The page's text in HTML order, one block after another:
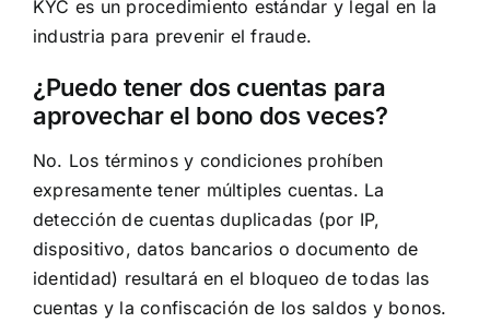
KYC es un procedimiento estándar y legal en la
industria para prevenir el fraude.
¿Puedo tener dos cuentas para
aprovechar el bono dos veces?
No. Los términos y condiciones prohíben
expresamente tener múltiples cuentas. La
detección de cuentas duplicadas (por IP,
dispositivo, datos bancarios o documento de
identidad) resultará en el bloqueo de todas las
cuentas y la confiscación de los saldos y bonos.